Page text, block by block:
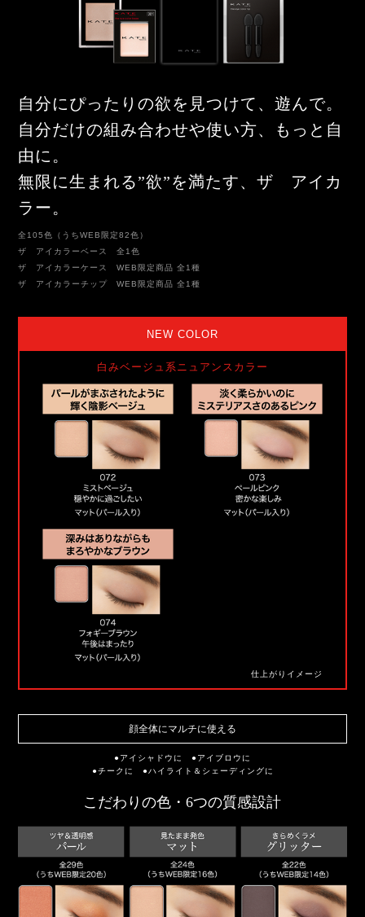
自分にぴったりの欲を見つけて、遊んで。
自分だけの組み合わせや使い方、もっと自
由に。
無限に生まれる”欲”を満たす、ザ アイカ
ラー。
全105色（うちWEB限定82色）
ザ アイカラーベース 全1色
ザ アイカラーケース WEB限定商品 全1種
ザ アイカラーチップ WEB限定商品 全1種
NEW COLOR
白みベージュ系ニュアンスカラー
仕上がりイメージ
顔全体にマルチに使える
●アイシャドウに ●アイブロウに
●チークに ●ハイライト＆シェーディングに
こだわりの色・6つの質感設計